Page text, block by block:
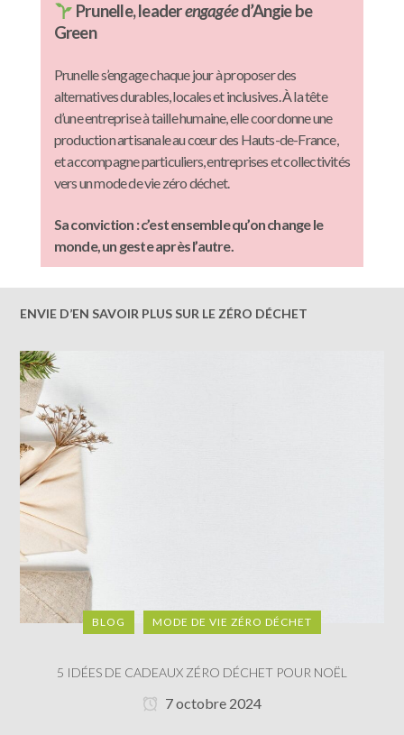
Prunelle, leaderengagéed’Angie be
Green
Prunelle s’engage chaque jour à proposer des
alternatives durables, locales et inclusives. À la tête
d’une entreprise à taille humaine, elle coordonne une
production artisanale au cœur des Hauts-de-France,
et accompagne particuliers, entreprises et collectivités
vers un mode de vie zéro déchet.
Sa conviction : c’est ensemble qu’on change le
monde, un geste après l’autre.
ENVIE D’EN SAVOIR PLUS SUR LE ZÉRO DÉCHET
BLOG MODE DE VIE ZÉRO DÉCHET
5 IDÉES DE CADEAUX ZÉRO DÉCHET POUR NOËL
7 octobre 2024